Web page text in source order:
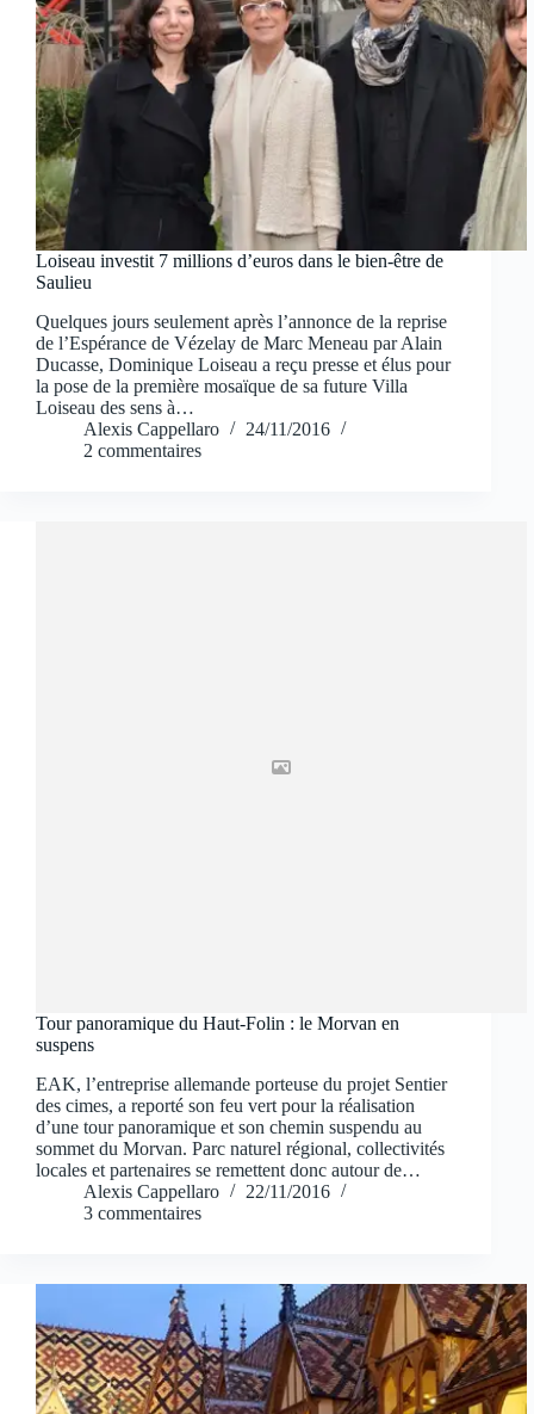
Loiseau investit 7 millions d’euros dans le bien-être de
Saulieu
Quelques jours seulement après l’annonce de la reprise
de l’Espérance de Vézelay de Marc Meneau par Alain
Ducasse, Dominique Loiseau a reçu presse et élus pour
la pose de la première mosaïque de sa future Villa
Loiseau des sens à…
Alexis Cappellaro
24/11/2016
2 commentaires
Tour panoramique du Haut-Folin : le Morvan en
suspens
EAK, l’entreprise allemande porteuse du projet Sentier
des cimes, a reporté son feu vert pour la réalisation
d’une tour panoramique et son chemin suspendu au
sommet du Morvan. Parc naturel régional, collectivités
locales et partenaires se remettent donc autour de…
Alexis Cappellaro
22/11/2016
3 commentaires